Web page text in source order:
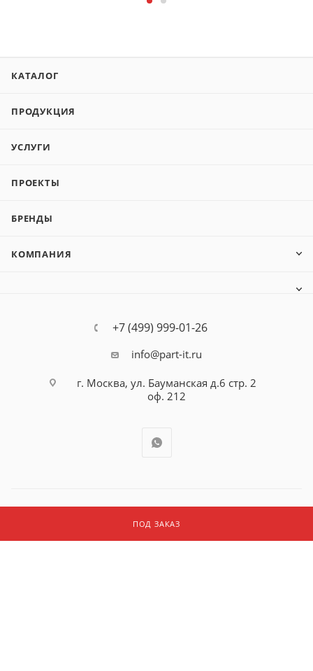
ПОД ЗАКАЗ
КАТАЛОГ
ПРОДУКЦИЯ
УСЛУГИ
ПРОЕКТЫ
БРЕНДЫ
КОМПАНИЯ
+7 (499) 999-01-26
info@part-it.ru
г. Москва, ул. Бауманская д.6 стр. 2
оф. 212
2026 © ООО "ПАРТ АЙТИ"